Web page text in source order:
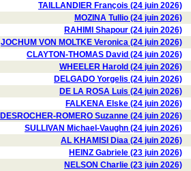
TAILLANDIER François (24 juin 2026)
MOZINA Tullio (24 juin 2026)
RAHIMI Shapour (24 juin 2026)
JOCHUM VON MOLTKE Veronica (24 juin 2026)
CLAYTON-THOMAS David (24 juin 2026)
WHEELER Harold (24 juin 2026)
DELGADO Yorgelis (24 juin 2026)
DE LA ROSA Luis (24 juin 2026)
FALKENA Elske (24 juin 2026)
DESROCHER-ROMERO Suzanne (24 juin 2026)
SULLIVAN Michael-Vaughn (24 juin 2026)
AL KHAMISI Diaa (24 juin 2026)
HEINZ Gabriele (23 juin 2026)
NELSON Charlie (23 juin 2026)